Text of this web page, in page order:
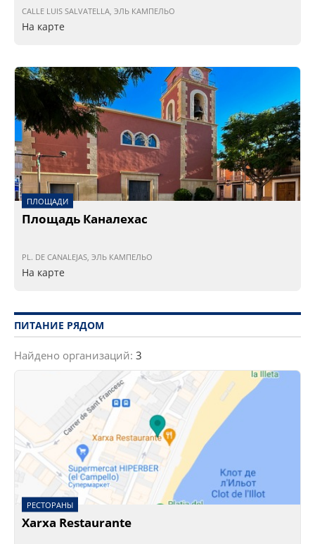
CALLE LUIS SALVATELLA, ЭЛЬ КАМПЕЛЬО
На карте
ПЛОЩАДИ
Площадь Каналехас
PL. DE CANALEJAS, ЭЛЬ КАМПЕЛЬО
На карте
ПИТАНИЕ РЯДОМ
Найдено организаций: 3
РЕСТОРАНЫ
Xarxa Restaurante